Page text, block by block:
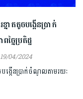
តូចបង្កើនប្រាក់
នៃប្រតិដ្ឋ
19/04/2024
កើនប្រាក់ចំណូលតាមរយៈ